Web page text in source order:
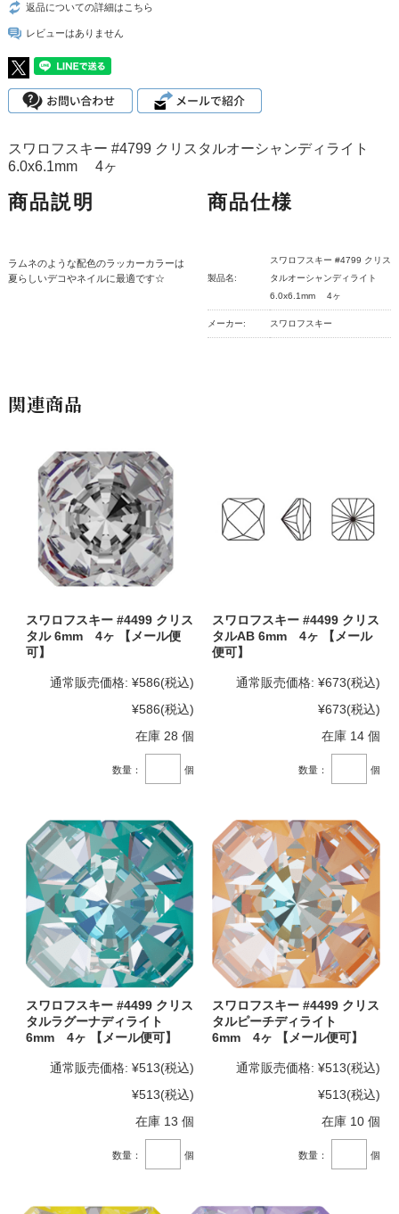
返品についての詳細はこちら
レビューはありません
スワロフスキー #4799 クリスタルオーシャンディライト
6.0x6.1mm 4ヶ
商品説明
ラムネのような配色のラッカーカラーは
夏らしいデコやネイルに最適です☆
商品仕様
製品名:
スワロフスキー #4799 クリス
タルオーシャンディライト
6.0x6.1mm 4ヶ
メーカー: スワロフスキー
関連商品
スワロフスキー #4499 クリス
タル 6mm 4ヶ 【メール便
可】
通常販売価格: ¥586(税込)
¥586(税込)
在庫 28 個
数量： 個
スワロフスキー #4499 クリス
タルAB 6mm 4ヶ 【メール
便可】
通常販売価格: ¥673(税込)
¥673(税込)
在庫 14 個
数量： 個
スワロフスキー #4499 クリス
タルラグーナディライト
6mm 4ヶ 【メール便可】
通常販売価格: ¥513(税込)
¥513(税込)
在庫 13 個
数量： 個
スワロフスキー #4499 クリス
タルピーチディライト
6mm 4ヶ 【メール便可】
通常販売価格: ¥513(税込)
¥513(税込)
在庫 10 個
数量： 個